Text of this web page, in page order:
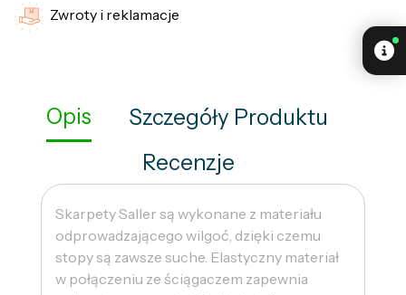
Zwroty i reklamacje
Opis
Szczegóły Produktu
Recenzje
Skarpety Saller są wykonane z materiału
odprowadzającego wilgoć, dzięki czemu
stopy są zawsze suche. Elastyczny materiał
w połączeniu ze ściągaczem zapewnia